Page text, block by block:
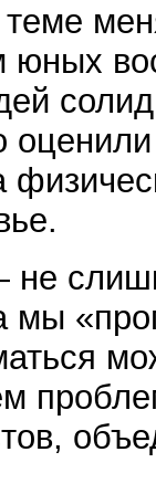
теме
юных
не
мы «